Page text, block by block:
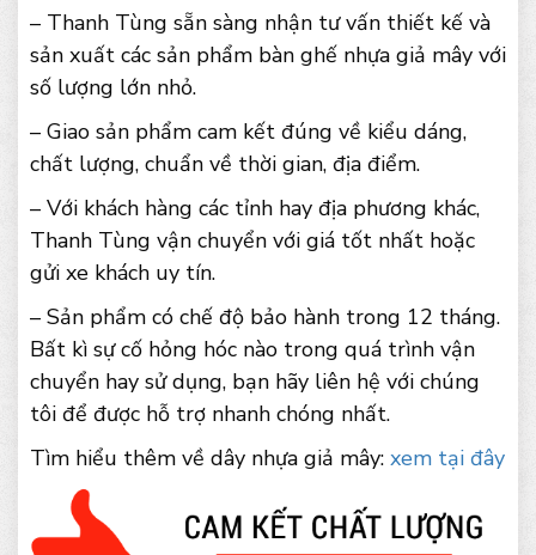
– Thanh Tùng sẵn sàng nhận tư vấn thiết kế và
sản xuất các sản phẩm bàn ghế nhựa giả mây với
số lượng lớn nhỏ.
– Giao sản phẩm cam kết đúng về kiểu dáng,
chất lượng, chuẩn về thời gian, địa điểm.
– Với khách hàng các tỉnh hay địa phương khác,
Thanh Tùng vận chuyển với giá tốt nhất hoặc
gửi xe khách uy tín.
– Sản phẩm có chế độ bảo hành trong 12 tháng.
Bất kì sự cố hỏng hóc nào trong quá trình vận
chuyển hay sử dụng, bạn hãy liên hệ với chúng
tôi để được hỗ trợ nhanh chóng nhất.
Tìm hiểu thêm về dây nhựa giả mây: xem tại đây